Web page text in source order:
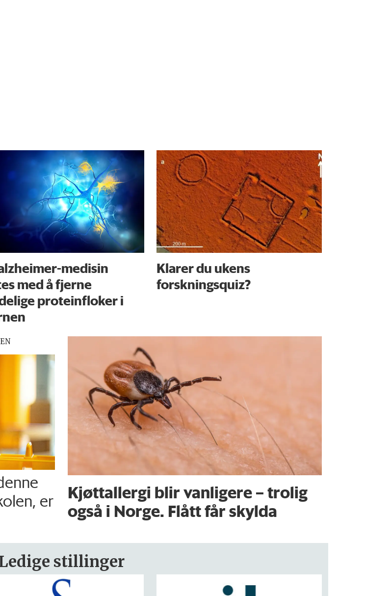
medisin
med å fjerne
proteinfloker i
Klarer du ukens
forskningsquiz?
er
Kjøttallergi blir vanligere – trolig
også i Norge. Flått får skylda
stillinger